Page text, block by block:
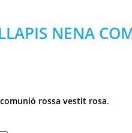
NENA
rossa vestit rosa.